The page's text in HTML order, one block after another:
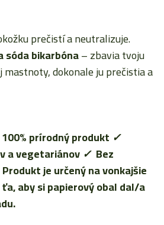
prečistí a neutralizuje.
sóda bikarbóna– zbavia tvoju
dokonale ju prečistia a
100% prírodný produkt ✓
a vegetariánov ✓ Bez
Produkt je určený na vonkajšie
aby si papierový obal dal/a